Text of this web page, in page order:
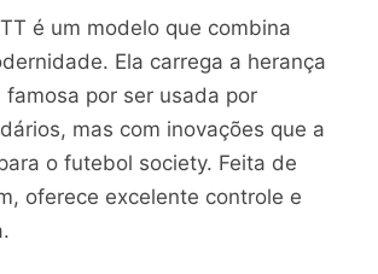
é um modelo que combina
Ela carrega a herança
famosa por ser usada por
mas com inovações que a
o futebol society. Feita de
oferece excelente controle e